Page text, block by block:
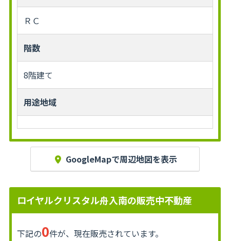
ＲＣ
階数
8階建て
用途地域
GoogleMapで周辺地図を表示
ロイヤルクリスタル舟入南の販売中不動産
下記の0件が、現在販売されています。